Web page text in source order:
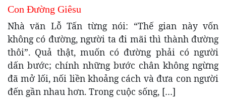
Con Đường Giêsu
Nhà văn Lỗ Tấn từng nói: “Thế gian này vốn
không có đường, người ta đi mãi thì thành đường
thôi”. Quả thật, muốn có đường phải có người
dấn bước; chính những bước chân không ngừng
đã mở lối, nối liền khoảng cách và đưa con người
đến gần nhau hơn. Trong cuộc sống, […]